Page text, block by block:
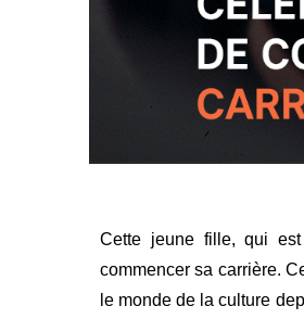
Cette jeune fille, qui
commencer sa carrière.
le monde de la culture